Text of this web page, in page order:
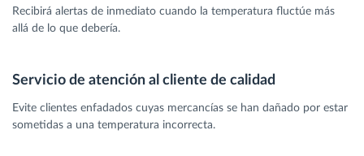
Recibirá alertas de inmediato cuando la temperatura fluctúe más
allá de lo que debería.
Servicio de atención al cliente de calidad
Evite clientes enfadados cuyas mercancías se han dañado por estar
sometidas a una temperatura incorrecta.